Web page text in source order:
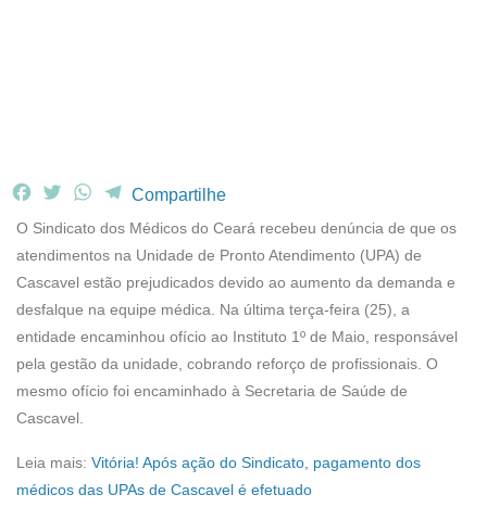
F
c
e
b
o
o
k
T
i
t
t
e
r
W
a
t
s
A
p
p
T
e
g
r
a
m
Compartilhe
O Sindicato dos Médicos do Ceará recebeu denúncia de que os
atendimentos na Unidade de Pronto Atendimento (UPA) de
Cascavel estão prejudicados devido ao aumento da demanda e
desfalque na equipe médica. Na última terça-feira (25), a
entidade encaminhou ofício ao Instituto 1º de Maio, responsável
pela gestão da unidade, cobrando reforço de profissionais. O
mesmo ofício foi encaminhado à Secretaria de Saúde de
Cascavel.
Leia mais: Vitória! Após ação do Sindicato, pagamento dos
médicos das UPAs de Cascavel é efetuado